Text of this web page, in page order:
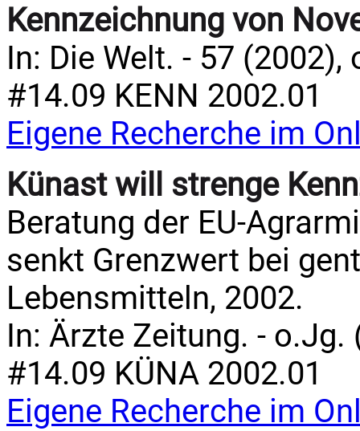
Kennzeichnung von
In: Die Welt. - 57
#14.09 KENN 2002.01
Eigene Recherche im
Künast will strenge
Beratung der EU-
senkt Grenzwert bei
Lebensmitteln, 2002.
In: Ärzte Zeitung. - o.Jg.
#14.09 KÜNA 2002.01
Eigene Recherche im